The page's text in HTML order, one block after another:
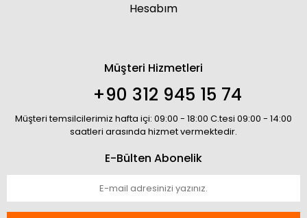
Hesabım
Müşteri Hizmetleri
+90 312 945 15 74
Müşteri temsilcilerimiz hafta içi: 09:00 - 18:00 C.tesi 09:00 - 14:00
saatleri arasında hizmet vermektedir.
E-Bülten Abonelik